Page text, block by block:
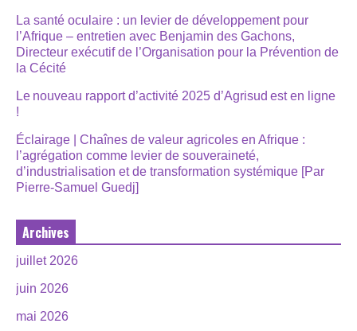
La santé oculaire : un levier de développement pour
l’Afrique – entretien avec Benjamin des Gachons,
Directeur exécutif de l’Organisation pour la Prévention de
la Cécité
Le nouveau rapport d’activité 2025 d’Agrisud est en ligne
!
Éclairage | Chaînes de valeur agricoles en Afrique :
l’agrégation comme levier de souveraineté,
d’industrialisation et de transformation systémique [Par
Pierre-Samuel Guedj]
Archives
juillet 2026
juin 2026
mai 2026